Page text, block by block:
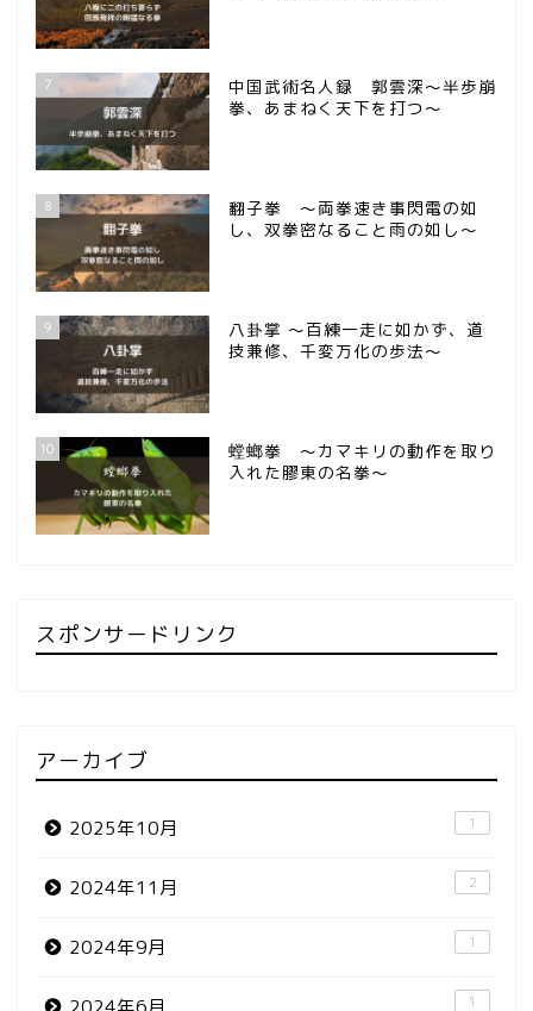
7
中国武術名人録 郭雲深～半歩崩
拳、あまねく天下を打つ～
8
翻子拳 ～両拳速き事閃電の如
し、双拳密なること雨の如し～
9
八卦掌 ～百練一走に如かず、道
技兼修、千変万化の歩法～
10
螳螂拳 ～カマキリの動作を取り
入れた膠東の名拳～
スポンサードリンク
アーカイブ
2025年10月 1
2024年11月 2
2024年9月 1
1